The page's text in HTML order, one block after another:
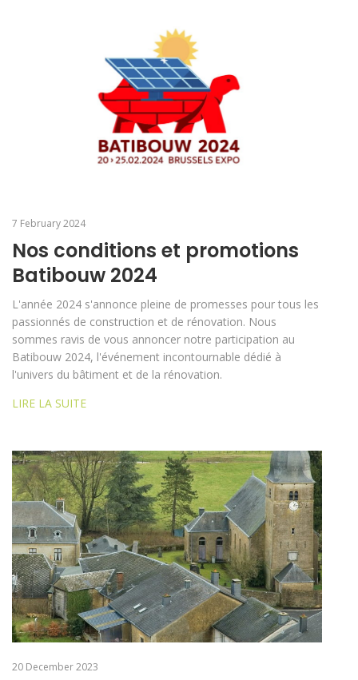
7 February 2024
Nos conditions et promotions
Batibouw 2024
L'année 2024 s'annonce pleine de promesses pour tous les
passionnés de construction et de rénovation. Nous
sommes ravis de vous annoncer notre participation au
Batibouw 2024, l'événement incontournable dédié à
l'univers du bâtiment et de la rénovation.
LIRE LA SUITE
20 December 2023